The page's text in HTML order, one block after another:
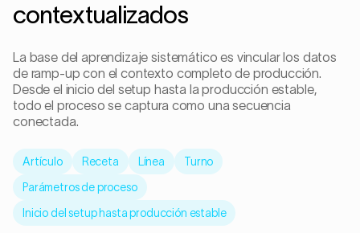
contextualizados
La base del aprendizaje sistemático es vincular los datos
de ramp-up con el contexto completo de producción.
Desde el inicio del setup hasta la producción estable,
todo el proceso se captura como una secuencia
conectada.
Artículo Receta Línea
Turno
Parámetros de proceso
Inicio del setup hasta producción estable